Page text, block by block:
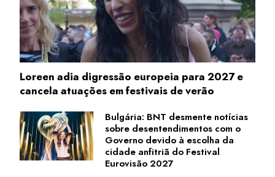
Loreen adia digressão europeia para 2027 e
cancela atuações em festivais de verão
Bulgária: BNT desmente notícias
sobre desentendimentos com o
Governo devido à escolha da
cidade anfitriã do Festival
Eurovisão 2027